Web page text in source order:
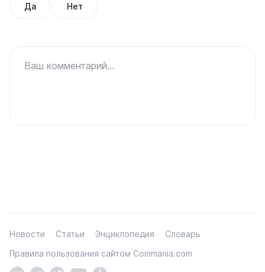
Да Нет
Ваш комментарий...
Новости Статьи Энциклопедия
Словарь
Правила пользования сайтом Coinmania.com